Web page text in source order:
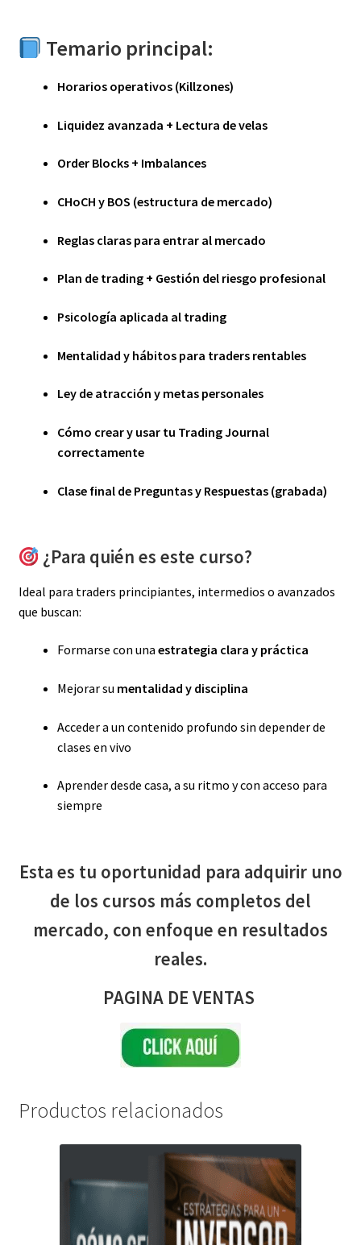
Temario principal:
Horarios operativos (Killzones)
Liquidez avanzada + Lectura de velas
Order Blocks + Imbalances
CHoCH y BOS (estructura de mercado)
Reglas claras para entrar al mercado
Plan de trading + Gestión del riesgo profesional
Psicología aplicada al trading
Mentalidad y hábitos para traders rentables
Ley de atracción y metas personales
Cómo crear y usar tu Trading Journal
correctamente
Clase final de Preguntas y Respuestas (grabada)
¿Para quién es este curso?
Ideal para traders principiantes, intermedios o avanzados
que buscan:
Formarse con una estrategia clara y práctica
Mejorar su mentalidad y disciplina
Acceder a un contenido profundo sin depender de
clases en vivo
Aprender desde casa, a su ritmo y con acceso para
siempre
Esta es tu oportunidad para adquirir uno
de los cursos más completos del
mercado, con enfoque en resultados
reales.
PAGINA DE VENTAS
Productos relacionados